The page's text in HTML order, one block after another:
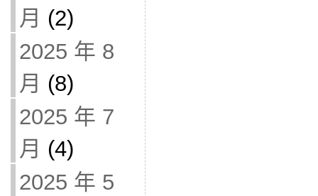
月 (2)
2025 年 8
月 (8)
2025 年 7
月 (4)
2025 年 5